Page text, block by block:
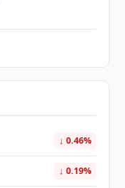
↓ 0.46%
↓ 0.19%